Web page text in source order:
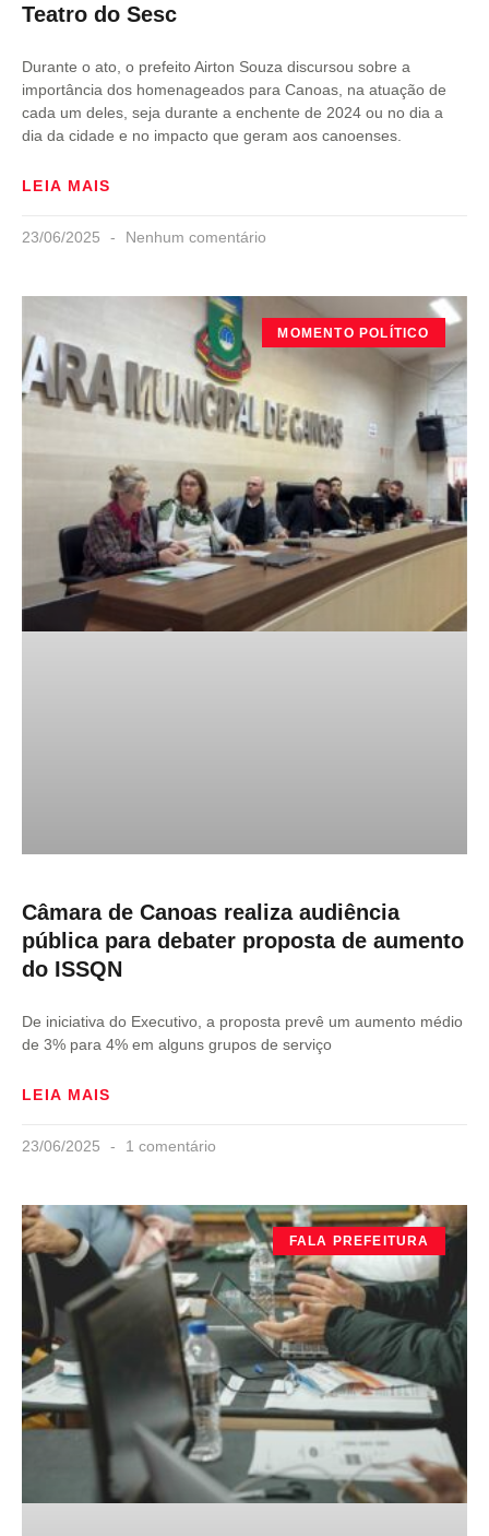
Teatro do Sesc
Durante o ato, o prefeito Airton Souza discursou sobre a
importância dos homenageados para Canoas, na atuação de
cada um deles, seja durante a enchente de 2024 ou no dia a
dia da cidade e no impacto que geram aos canoenses.
LEIA MAIS
23/06/2025 Nenhum comentário
MOMENTO POLÍTICO
Câmara de Canoas realiza audiência
pública para debater proposta de aumento
do ISSQN
De iniciativa do Executivo, a proposta prevê um aumento médio
de 3% para 4% em alguns grupos de serviço
LEIA MAIS
23/06/2025 1 comentário
FALA PREFEITURA